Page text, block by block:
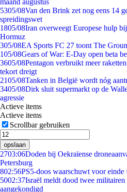
maand augustus
5305/08Van den Brink zet nog eens 14
spreidingswet
1805/08Iran overweegt Europese hulp
Hormuz
305/08EA Sports FC 27 toont The
105/08Gears of War: E-Day open beta
3605/08Pentagon verbruikt meer
tekort dreigt
2105/08Tanken in België wordt nóg
3405/08Dirk sluit supermarkt op de
agressie
Actieve items
Actieve items
Scrollbar gebruiken
opslaan
2703:06Doden bij Oekraïense
Petersburg
802:56PS5-doos waarschuwt voor einde
5002:37Israël meldt dood twee
aangekondigd